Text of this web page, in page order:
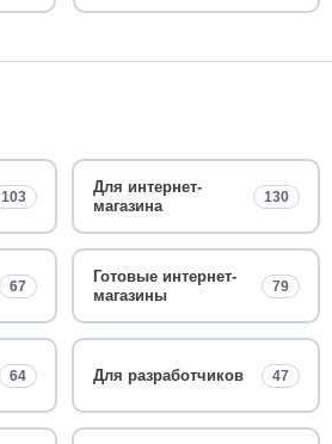
103
Для интернет-
магазина
130
67
Готовые интернет-
магазины
79
64 Для разработчиков 47